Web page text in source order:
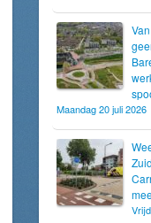
Maandag 20 juli 2026